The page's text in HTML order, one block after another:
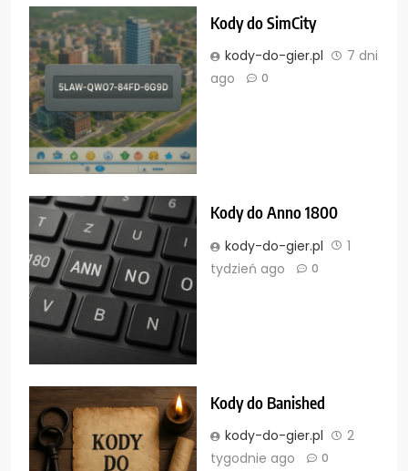
Kody do SimCity
kody-do-gier.pl
7 dni
ago
0
Kody do Anno 1800
kody-do-gier.pl
1
tydzień ago
0
Kody do Banished
kody-do-gier.pl
2
tygodnie ago
0